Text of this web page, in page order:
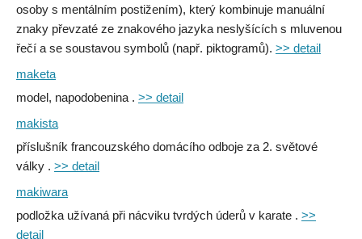
osoby s mentálním postižením), který kombinuje manuální
znaky převzaté ze znakového jazyka neslyšících s mluvenou
řečí a se soustavou symbolů (např. piktogramů). >> detail
maketa
model, napodobenina . >> detail
makista
příslušník francouzského domácího odboje za 2. světové
války . >> detail
makiwara
podložka užívaná při nácviku tvrdých úderů v karate . >>
detail